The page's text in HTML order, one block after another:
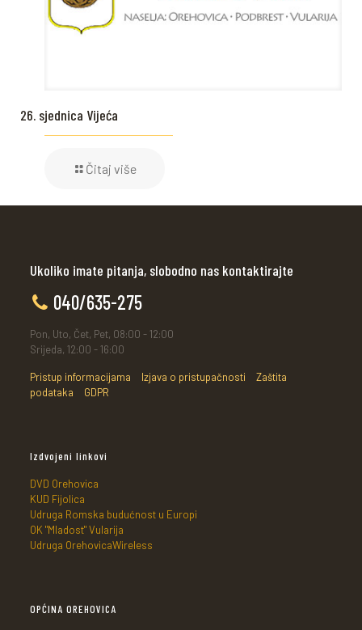
26. sjednica Vijeća
Čitaj više
Ukoliko imate pitanja, slobodno nas kontaktirajte
040/635-275
Pon, Uto, Čet, Pet, 08:00 - 12:00
Srijeda, 12:00 - 16:00
Pristup informacijama Izjava o pristupačnosti
Zaštita
podataka
GDPR
Izdvojeni linkovi
DVD Orehovica
KUD Fijolica
Udruga Romska budućnost u Europi
OK "Mladost" Vularija
Udruga OrehovicaWireless
OPĆINA OREHOVICA